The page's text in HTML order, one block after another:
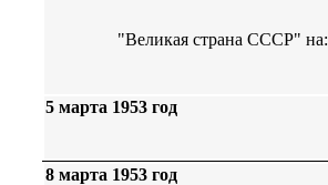
"Великая страна СССР" на:
5 марта 1953 год
8 марта 1953 год